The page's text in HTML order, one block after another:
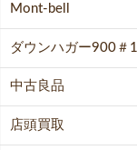
Mont-bell
ダウンハガー900＃1
中古良品
店頭買取